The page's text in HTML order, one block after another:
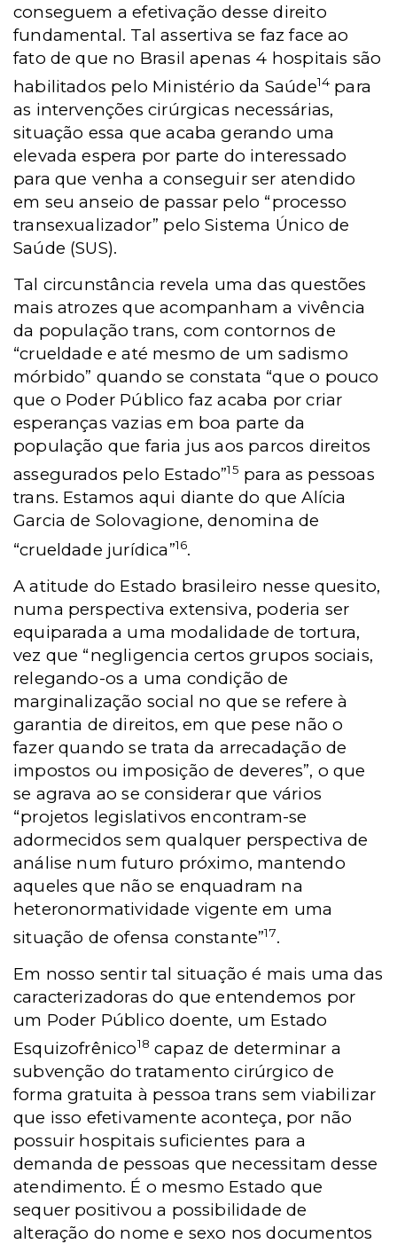
conseguem a efetivação desse direito
fundamental. Tal assertiva se faz face ao
fato de que no Brasil apenas 4 hospitais são
habilitados pelo Ministério da Saúde14 para
as intervenções cirúrgicas necessárias,
situação essa que acaba gerando uma
elevada espera por parte do interessado
para que venha a conseguir ser atendido
em seu anseio de passar pelo “processo
transexualizador” pelo Sistema Único de
Saúde (SUS).
Tal circunstância revela uma das questões
mais atrozes que acompanham a vivência
da população trans, com contornos de
“crueldade e até mesmo de um sadismo
mórbido” quando se constata “que o pouco
que o Poder Público faz acaba por criar
esperanças vazias em boa parte da
população que faria jus aos parcos direitos
assegurados pelo Estado”15 para as pessoas
trans. Estamos aqui diante do que Alícia
Garcia de Solovagione, denomina de
“crueldade jurídica”16.
A atitude do Estado brasileiro nesse quesito,
numa perspectiva extensiva, poderia ser
equiparada a uma modalidade de tortura,
vez que “negligencia certos grupos sociais,
relegando-os a uma condição de
marginalização social no que se refere à
garantia de direitos, em que pese não o
fazer quando se trata da arrecadação de
impostos ou imposição de deveres”, o que
se agrava ao se considerar que vários
“projetos legislativos encontram-se
adormecidos sem qualquer perspectiva de
análise num futuro próximo, mantendo
aqueles que não se enquadram na
heteronormatividade vigente em uma
situação de ofensa constante”17.
Em nosso sentir tal situação é mais uma das
caracterizadoras do que entendemos por
um Poder Público doente, um Estado
Esquizofrênico18 capaz de determinar a
subvenção do tratamento cirúrgico de
forma gratuita à pessoa trans sem viabilizar
que isso efetivamente aconteça, por não
possuir hospitais suficientes para a
demanda de pessoas que necessitam desse
atendimento. É o mesmo Estado que
sequer positivou a possibilidade de
alteração do nome e sexo nos documentos